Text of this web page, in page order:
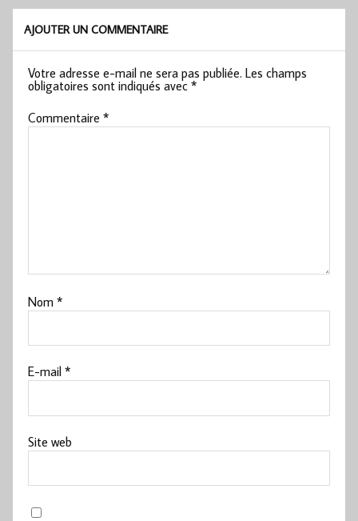
AJOUTER UN COMMENTAIRE
Votre adresse e-mail ne sera pas publiée. Les champs
obligatoires sont indiqués avec*
Commentaire*
Nom*
E-mail*
Site web